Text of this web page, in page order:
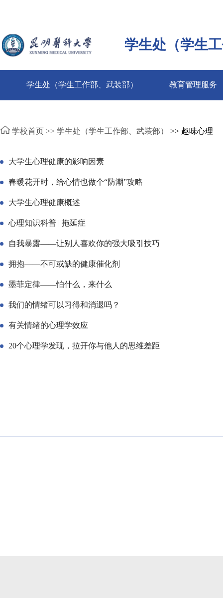
学生处（学生
学生处（学生工作部、武装部） 教育管理服务
学校首页 >> 学生处（学生工作部、武装部） >> 趣味心理
大学生心理健康的影响因素
春暖花开时，给心情也做个“防潮”攻略
大学生心理健康概述
心理知识科普 | 拖延症
自我暴露——让别人喜欢你的强大吸引技巧
拥抱——不可或缺的健康催化剂
墨菲定律——怕什么，来什么
我们的情绪可以习得和消退吗？
有关情绪的心理学效应
20个心理学发现，拉开你与他人的思维差距